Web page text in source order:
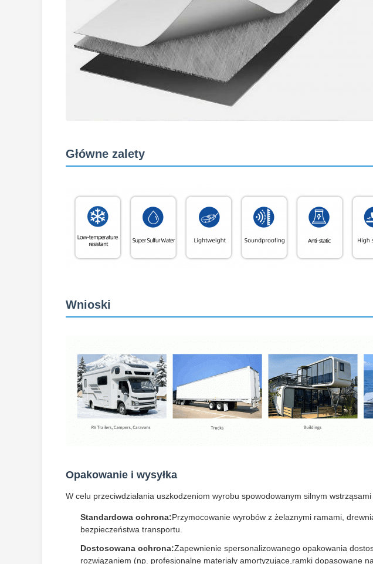
Główne zalety
Wnioski
Opakowanie i wysyłka
W celu przeciwdziałania uszkodzeniom wyrobu spowodowanym silnym
Standardowa ochrona:Przymocowanie wyrobów z żelaznymi ramami,
bezpieczeństwa transportu.
Dostosowana ochrona:Zapewnienie spersonalizowanego opakowania
rozwiązaniem (np. profesjonalne materiały amortyzujące,ramki dopasowane